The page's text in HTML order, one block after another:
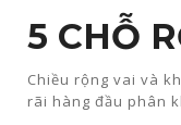
5 CHỖ
Chiều rộng vai và
rãi hàng đầu phân